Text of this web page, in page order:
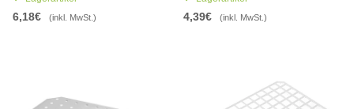
6,18€ (inkl. MwSt.) 4,39€ (inkl. MwSt.)